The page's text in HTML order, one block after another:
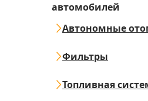
автомобилей
Автономные
Фильтры
Топливная